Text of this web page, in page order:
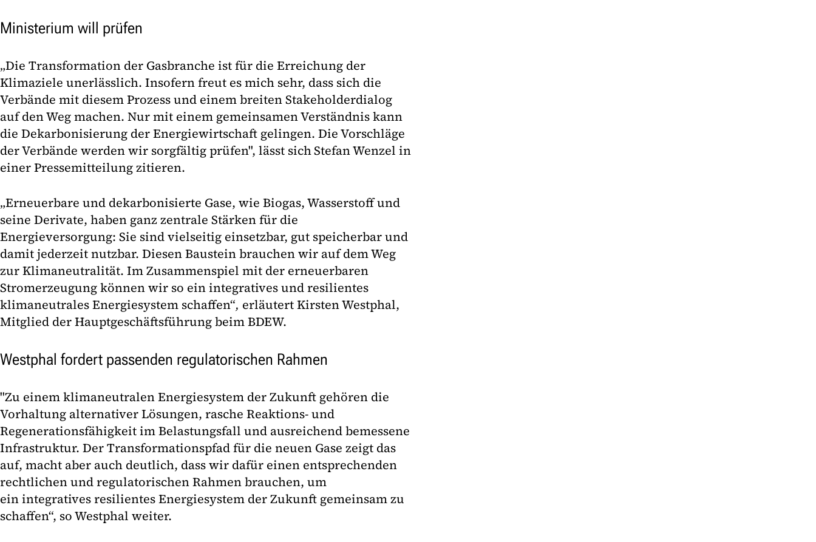
Ministerium will prüfen
„Die Transformation der Gasbranche ist für die Erreichung der
Klimaziele unerlässlich. Insofern freut es mich sehr, dass sich die
Verbände mit diesem Prozess und einem breiten Stakeholderdialog
auf den Weg machen. Nur mit einem gemeinsamen Verständnis kann
die Dekarbonisierung der Energiewirtschaft gelingen. Die Vorschläge
der Verbände werden wir sorgfältig prüfen", lässt sichStefan Wenzel in
einer Pressemitteilung zitieren.
„Erneuerbare und dekarbonisierte Gase, wie Biogas, Wasserstoff und
seine Derivate, haben ganz zentrale Stärken für die
Energieversorgung: Sie sind vielseitig einsetzbar, gut speicherbar und
damit jederzeit nutzbar. Diesen Baustein brauchen wir auf dem Weg
zur Klimaneutralität. Im Zusammenspiel mit der erneuerbaren
Stromerzeugung können wir so ein integratives und resilientes
klimaneutrales Energiesystem schaffen“, erläutert Kirsten Westphal,
Mitglied der Hauptgeschäftsführung beim BDEW.
Westphal fordert passenden regulatorischen Rahmen
"Zu einem klimaneutralen Energiesystem der Zukunft gehören die
Vorhaltung alternativer Lösungen, rasche Reaktions- und
Regenerationsfähigkeit im Belastungsfall und ausreichend bemessene
Infrastruktur. Der Transformationspfad für die neuen Gase zeigt das
auf, macht aber auch deutlich, dass wir dafür einen entsprechenden
rechtlichen und regulatorischen Rahmen brauchen, um
ein integratives resilientes Energiesystem der Zukunft gemeinsam zu
schaffen“, so Westphal weiter.